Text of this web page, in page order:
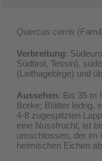
Quercus cerris
Verbreitung:
Südtirol, Tessin),
(Leithagebirge) und
Aussehen: Bis 35 m
Borke; Blätter ledrig,
4-8 zugespitzten
eine Nussfrucht, ist
umschlossen, der im
heimischen Eichen